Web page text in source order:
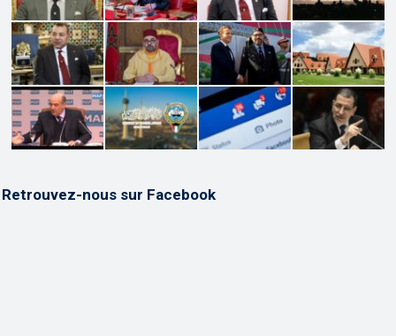
Retrouvez-nous sur Facebook